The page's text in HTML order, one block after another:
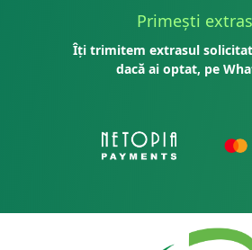
Primești
Îți trimitem extrasul solicitat
dacă ai optat, pe